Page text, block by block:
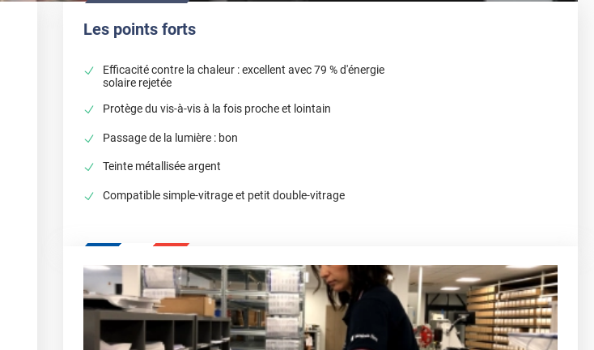
Les points forts
Efficacité contre la chaleur : excellent avec 79 % d'énergie
solaire rejetée
Protège du vis-à-vis à la fois proche et lointain
Passage de la lumière : bon
Teinte métallisée argent
Compatible simple-vitrage et petit double-vitrage